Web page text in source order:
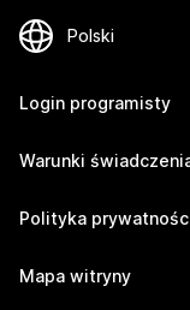
Login programisty
Warunki
Polityka
Mapa witryny